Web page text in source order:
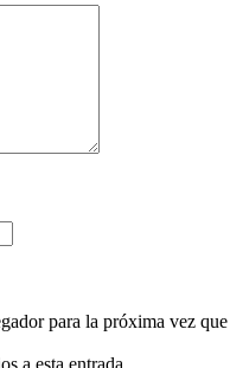
para la próxima vez
a esta entrada.